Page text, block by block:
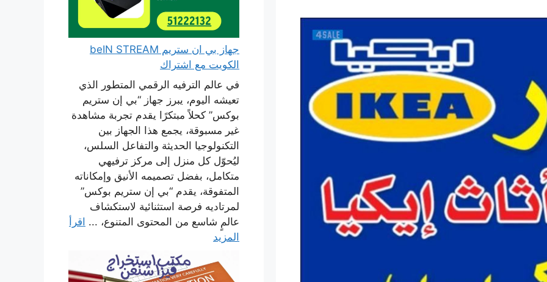
جهاز بي ان ستريم beIN STREAM
الكويت مع اشتراك
في عالم الترفيه الرقمي المتطور الذي
تعيشه اليوم، يبرز جهاز “بي إن ستريم
بوكس” كحلاً مبتكرًا يقدم تجربة مشاهدة
غير مسبوقة، يجمع هذا الجهاز بين
التكنولوجيا الحديثة والتفاعل السلس،
ليُحوّل كل منزل إلى مركز ترفيهي
متكامل، بفضل تصميمه الأنيق وإمكاناته
المتفوقة، يقدم “بي إن ستريم بوكس”
لمرتاديه فرصة استثنائية لاستكشاف
عالمٍ شاسع من المحتوى المتنوع، ... اقرأ
المزيد